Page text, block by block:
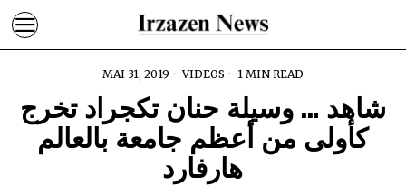
MAI 31, 2019 VIDEOS 1 MIN READ
شاهد … وسيلة حنان تكجراد تخرج
كأولى من أعظم جامعة بالعالم
هارفارد